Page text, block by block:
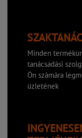
Minden
tanácsadási
Ön számára
üzletének